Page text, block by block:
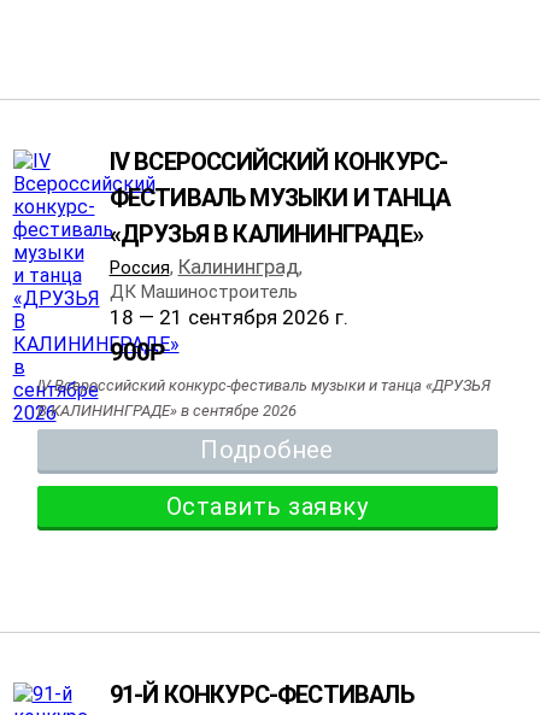
IV ВСЕРОССИЙСКИЙ КОНКУРС-
ФЕСТИВАЛЬ МУЗЫКИ И ТАНЦА
«ДРУЗЬЯ В КАЛИНИНГРАДЕ»
Россия, Калининград,
ДК Машиностроитель
18 — 21 сентября 2026 г.
900Р
IV Всероссийский конкурс-фестиваль музыки и танца «ДРУЗЬЯ
В КАЛИНИНГРАДЕ» в сентябре 2026
Подробнее
Оставить заявку
91-Й КОНКУРС-ФЕСТИВАЛЬ